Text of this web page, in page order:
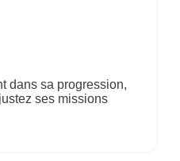
dans sa progression,
ses missions